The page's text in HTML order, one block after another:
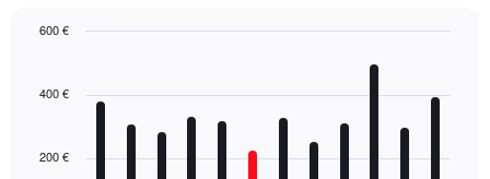
with
The
200 €
400 €
600 €